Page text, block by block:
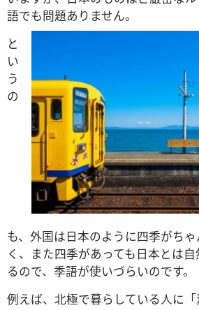
語でも問題ありません。
と
い
う
の
も、外国は日本のように四季がち
く、また四季があっても日本とは自
るので、季語が使いづらいのです。
例えば、北極で暮らしている人に